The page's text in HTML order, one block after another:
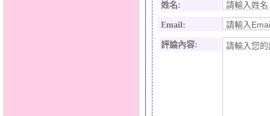
姓名:
Email:
評論內容: